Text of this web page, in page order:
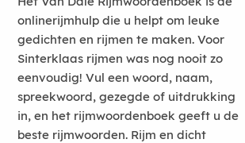
onlinerijmhulp die u helpt om leuke
gedichten en rijmen te maken. Voor
Sinterklaas rijmen was nog nooit zo
eenvoudig! Vul een woord, naam,
spreekwoord, gezegde of uitdrukking
in, en het rijmwoordenboek geeft u de
beste rijmwoorden. Rijm en dicht